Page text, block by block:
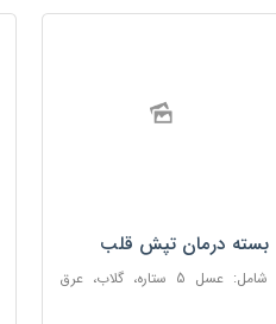
بسته درمان تپش قلب
شامل: عسل 5 ستاره، گلاب، عرق